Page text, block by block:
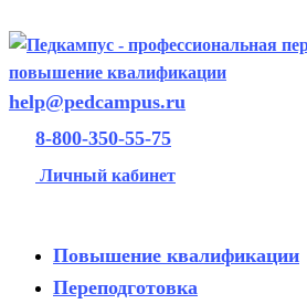
help@pedcampus.ru
8-800-350-55-75
Личный кабинет
Повышение квалификации
Переподготовка